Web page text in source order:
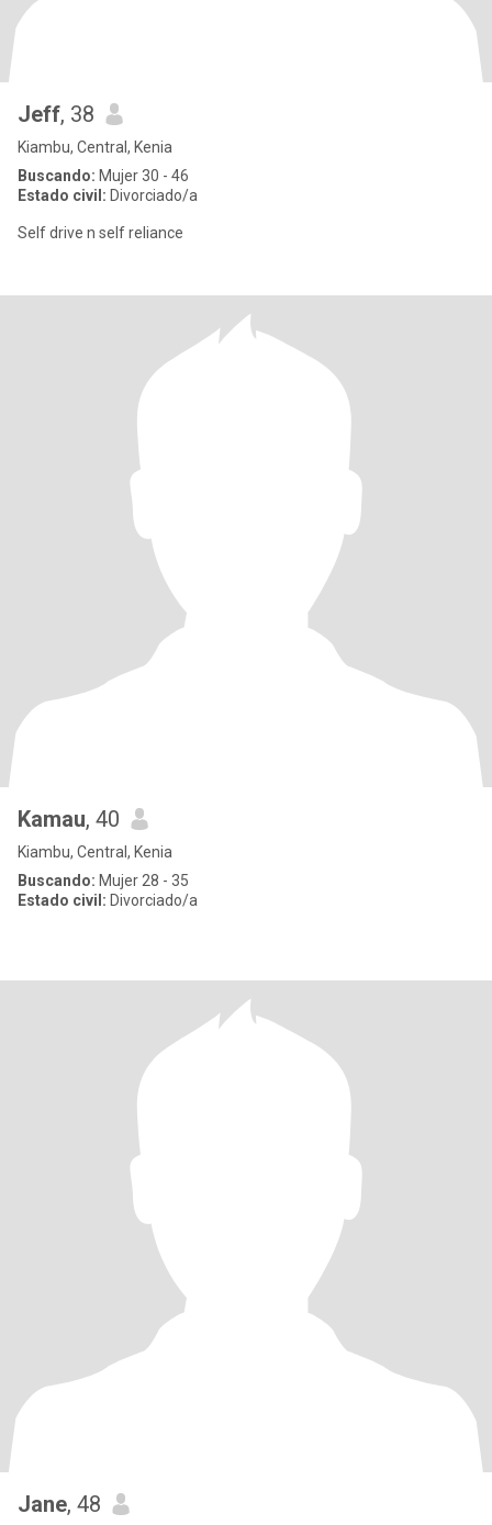
Jeff, 38
Kiambu, Central, Kenia
Buscando: Mujer 30 - 46
Estado civil: Divorciado/a
Self drive n self reliance
Kamau, 40
Kiambu, Central, Kenia
Buscando: Mujer 28 - 35
Estado civil: Divorciado/a
Jane, 48